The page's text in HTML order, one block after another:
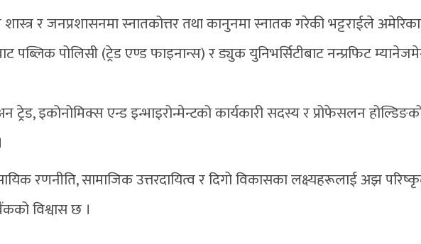
शास्त्र र जनप्रशासनमा स्नातकोत्तर तथा कानुनमा स्नातक गरेकी भट्टराईले
पब्लिक पोलिसी (ट्रेड एण्ड फाइनान्स) र ड्युक युनिभर्सिटीबाट नन्प्रफिट
ट्रेड, इकोनोमिक्स एन्ड इन्भाइरोन्मेन्टको कार्यकारी सदस्य र प्रोफेसलन
रणनीति, सामाजिक उत्तरदायित्व र दिगो विकासका लक्ष्यहरूलाई अझ
विश्वास छ ।